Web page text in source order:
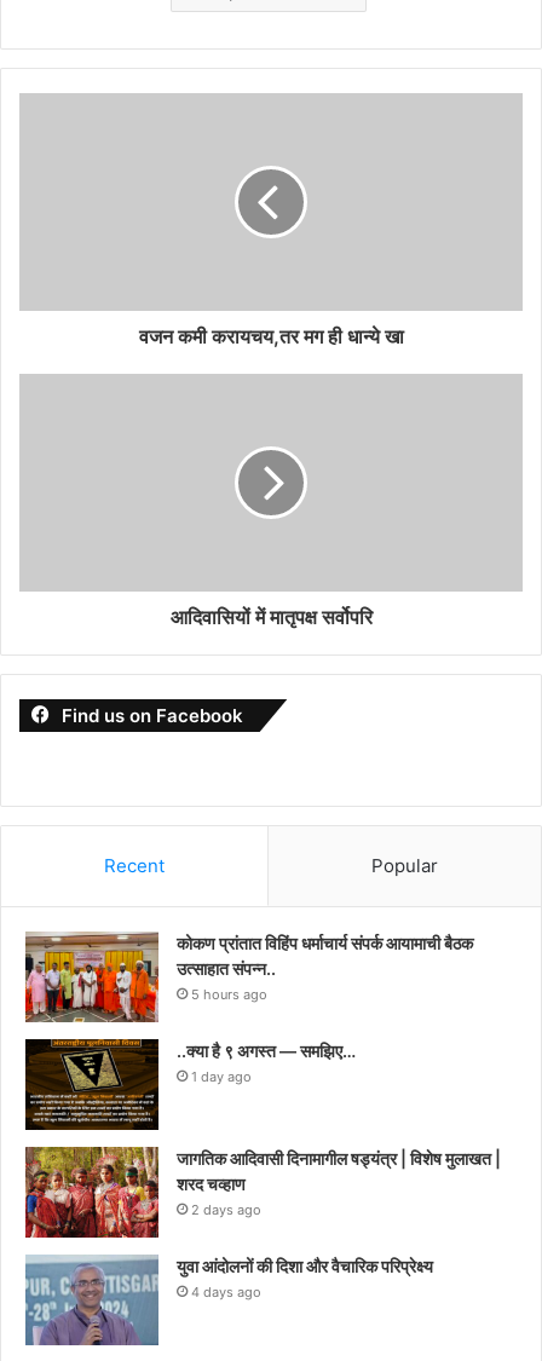
वजन कमी करायचय,तर मग ही धान्ये खा
आदिवासियों में मातृपक्ष सर्वोपरि
Find us on Facebook
Recent Popular
कोकण प्रांतात विहिंप धर्माचार्य संपर्क आयामाची बैठक
उत्साहात संपन्न..
5 hours ago
..क्या है ९ अगस्त — समझिए…
1 day ago
जागतिक आदिवासी दिनामागील षड्यंत्र | विशेष मुलाखत |
शरद चव्हाण
2 days ago
युवा आंदोलनों की दिशा और वैचारिक परिप्रेक्ष्य
4 days ago